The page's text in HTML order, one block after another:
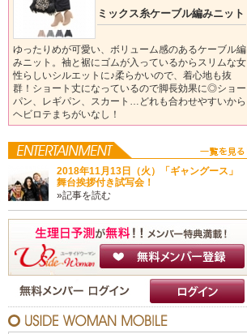
ミックス糸ケーブル編みニット
ゆったりめが可愛い、ボリューム感のあるケーブル編
みニット。袖と裾にゴムが入っているからスリムな女
性らしいシルエットに♪柔らかいので、着心地も抜
群！ショート丈になっているので脚長効果に◎ショー
パン、レギパン、スカート…どれも合わせやすいから
ヘビロテまちがいなし！
2018年11月13日（火）「ギャングース」
舞台挨拶付き試写会！
»記事を読む